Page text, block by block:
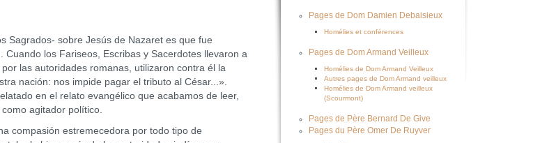
sobre Jesús de Nazaret es que fue
los Fariseos, Escribas y Sacerdotes llevaron a
las autoridades romanas, utilizaron contra él la
nación: nos impide pagar el tributo al César...».
en el relato evangélico que acabamos de leer,
agitador político.
estremecedora por todo tipo de
Pages de Dom Damien Debaisieux
Homélies et conférences
Pages de Dom Armand Veilleux
Homélies de Dom Armand Veilleux
Autres pages de Dom Armand veilleux
Homélies de Dom Armand veilleux
(Scourmont)
Pages de Père Bernard De Give
Pages du Père Omer De Ruyver